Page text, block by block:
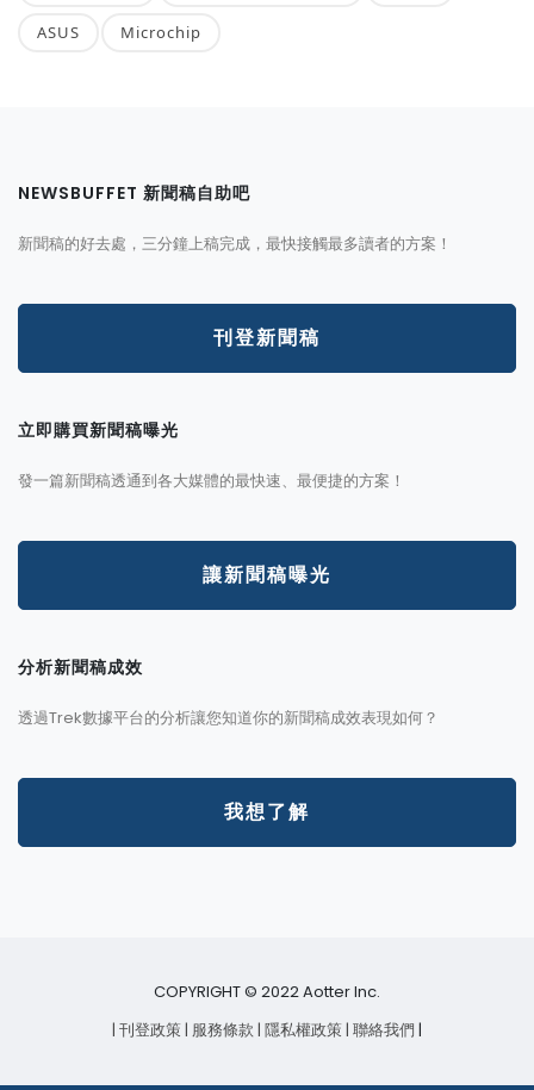
ASUS Microchip
NEWSBUFFET 新聞稿自助吧
新聞稿的好去處，三分鐘上稿完成，最快接觸最多讀者的方案！
刊登新聞稿
立即購買新聞稿曝光
發一篇新聞稿透通到各大媒體的最快速、最便捷的方案！
讓新聞稿曝光
分析新聞稿成效
透過Trek數據平台的分析讓您知道你的新聞稿成效表現如何？
我想了解
COPYRIGHT © 2022 Aotter Inc.
| 刊登政策| 服務條款| 隱私權政策| 聯絡我們 |